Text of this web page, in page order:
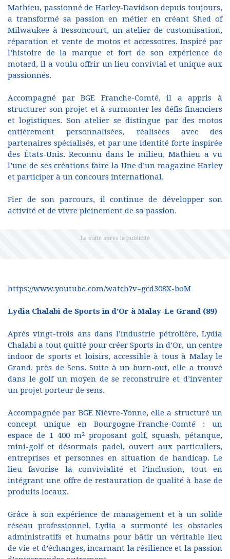
Mathieu, passionné de Harley-Davidson depuis toujours,
a transformé sa passion en métier en créant Shed of
Milwaukee à Bessoncourt, un atelier de customisation,
réparation et vente de motos et accessoires. Inspiré par
l’histoire de la marque et fort de son expérience de
motard, il a voulu offrir un lieu convivial et unique aux
passionnés.
Accompagné par BGE Franche-Comté, il a appris à
structurer son projet et à surmonter les défis financiers
et logistiques. Son atelier se distingue par des motos
entièrement personnalisées, réalisées avec des
partenaires spécialisés, et par une identité forte inspirée
des États-Unis. Reconnu dans le milieu, Mathieu a vu
l’une de ses créations faire la Une d’un magazine Harley
et participer à un concours international.
Fier de son parcours, il continue de développer son
activité et de vivre pleinement de sa passion.
https://www.youtube.com/watch?v=gcd308X-boM
Lydia Chalabi de Sports in d’Or à Malay-Le Grand (89)
Après vingt-trois ans dans l’industrie pétrolière, Lydia
Chalabi a tout quitté pour créer Sports in d’Or, un centre
indoor de sports et loisirs, accessible à tous à Malay le
Grand, près de Sens. Suite à un burn-out, elle a trouvé
dans le golf un moyen de se reconstruire et d’inventer
un projet porteur de sens.
Accompagnée par BGE Nièvre-Yonne, elle a structuré un
concept unique en Bourgogne-Franche-Comté : un
espace de 1 400 m² proposant golf, squash, pétanque,
mini-golf et désormais padel, ouvert aux particuliers,
entreprises et personnes en situation de handicap. Le
lieu favorise la convivialité et l’inclusion, tout en
intégrant une offre de restauration de qualité à base de
produits locaux.
Grâce à son expérience de management et à un solide
réseau professionnel, Lydia a surmonté les obstacles
administratifs et humains pour bâtir un véritable lieu
de vie et d’échanges, incarnant la résilience et la passion